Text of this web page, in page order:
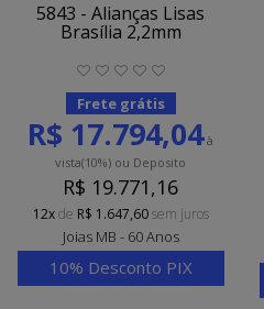
5843 - Alianças Lisas
Brasília 2,2mm
Frete grátis
R$ 17.794,04à
vista(10%) ou Deposito
R$ 19.771,16
12xde R$ 1.647,60sem juros
Joias MB - 60 Anos
10% Desconto PIX